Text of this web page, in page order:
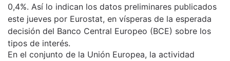
0,4%. Así lo indican los datos preliminares publicados
este jueves por Eurostat, en vísperas de la esperada
decisión del Banco Central Europeo (BCE) sobre los
tipos de interés.
En el conjunto de la Unión Europea, la actividad